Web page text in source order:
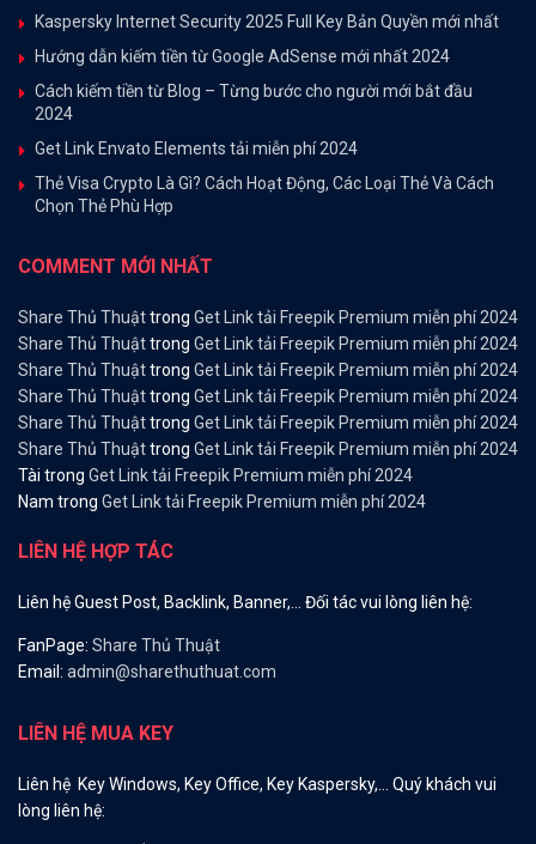
Kaspersky Internet Security 2025 Full Key Bản Quyền mới nhất
Hướng dẫn kiếm tiền từ Google AdSense mới nhất 2024
Cách kiếm tiền từ Blog – Từng bước cho người mới bắt đầu
2024
Get Link Envato Elements tải miễn phí 2024
Thẻ Visa Crypto Là Gì? Cách Hoạt Động, Các Loại Thẻ Và Cách
Chọn Thẻ Phù Hợp
COMMENT MỚI NHẤT
Share Thủ Thuậttrong Get Link tải Freepik Premium miễn phí 2024
Share Thủ Thuậttrong Get Link tải Freepik Premium miễn phí 2024
Share Thủ Thuậttrong Get Link tải Freepik Premium miễn phí 2024
Share Thủ Thuậttrong Get Link tải Freepik Premium miễn phí 2024
Share Thủ Thuậttrong Get Link tải Freepik Premium miễn phí 2024
Share Thủ Thuậttrong Get Link tải Freepik Premium miễn phí 2024
Tài trong Get Link tải Freepik Premium miễn phí 2024
Nam trong Get Link tải Freepik Premium miễn phí 2024
LIÊN HỆ HỢP TÁC
Liên hệ Guest Post, Backlink, Banner,… Đối tác vui lòng liên hệ:
FanPage: Share Thủ Thuật
Email: admin@sharethuthuat.com
LIÊN HỆ MUA KEY
Liên hệ Key Windows, Key Office, Key Kaspersky,… Quý khách vui
lòng liên hệ: